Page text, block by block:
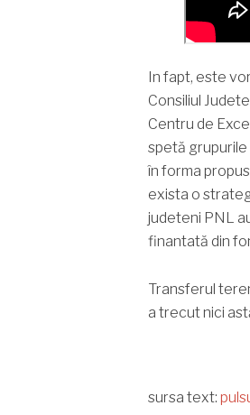
In fapt, este
Consiliul
Centru de
spetă
în forma
exista o
judeteni PNL
finantată din
Transferul
a trecut nici
sursa text: